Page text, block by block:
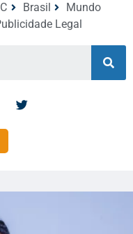
Brasil
Mundo
Legal